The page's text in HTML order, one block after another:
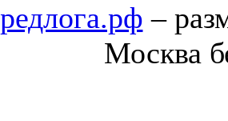
–
Москва